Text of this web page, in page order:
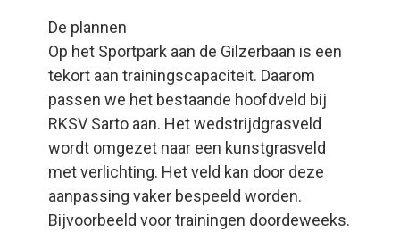
De plannen
Op het Sportpark aan de Gilzerbaan is een
tekort aan trainingscapaciteit. Daarom
passen we het bestaande hoofdveld bij
RKSV Sarto aan. Het wedstrijdgrasveld
wordt omgezet naar een kunstgrasveld
met verlichting. Het veld kan door deze
aanpassing vaker bespeeld worden.
Bijvoorbeeld voor trainingen doordeweeks.